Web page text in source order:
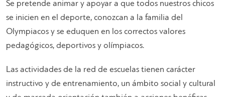
Se pretende animar y apoyar a que todos nuestros chicos
se inicien en el deporte, conozcan a la familia del
Olympiacos y se eduquen en los correctos valores
pedagógicos, deportivos y olímpiacos.
Las actividades de la red de escuelas tienen carácter
instructivo y de entrenamiento, un ámbito social y cultural